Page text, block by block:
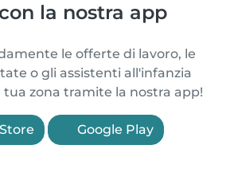
la nostra app
le offerte di lavoro, le
o gli assistenti all'infanzia
zona tramite la nostra app!
Google Play